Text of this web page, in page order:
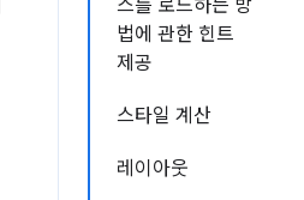
스를 로드하는 방
법에 관한 힌트
제공
스타일 계산
레이아웃